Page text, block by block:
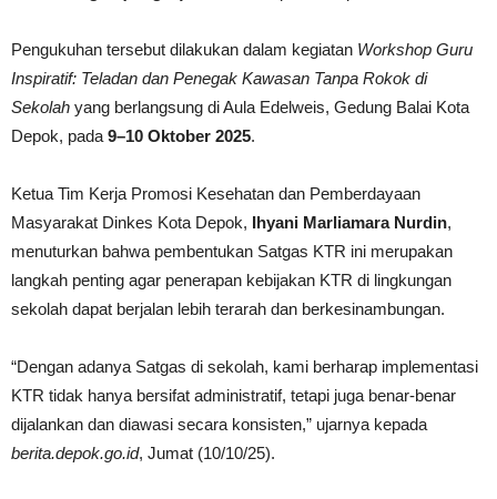
Pengukuhan tersebut dilakukan dalam kegiatan Workshop Guru
Inspiratif: Teladan dan Penegak Kawasan Tanpa Rokok di
Sekolah yang berlangsung di Aula Edelweis, Gedung Balai Kota
Depok, pada 9–10 Oktober 2025.
Ketua Tim Kerja Promosi Kesehatan dan Pemberdayaan
Masyarakat Dinkes Kota Depok, Ihyani Marliamara Nurdin,
menuturkan bahwa pembentukan Satgas KTR ini merupakan
langkah penting agar penerapan kebijakan KTR di lingkungan
sekolah dapat berjalan lebih terarah dan berkesinambungan.
“Dengan adanya Satgas di sekolah, kami berharap implementasi
KTR tidak hanya bersifat administratif, tetapi juga benar-benar
dijalankan dan diawasi secara konsisten,” ujarnya kepada
berita.depok.go.id, Jumat (10/10/25).